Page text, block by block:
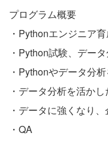
プログラム概要
・Pythonエンジニア
・Python試験、デー
・Pythonやデータ分
・データ分析を活か
・データに強くなり
・QA